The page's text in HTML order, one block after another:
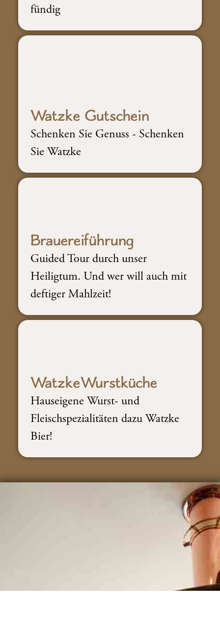
fündig
SCHÖNERSCHENKEN
Watzke Gutschein
Schenken Sie Genuss - Schenken
Sie Watzke
BESSERSCHENKER
Brauereiführung
Guided Tour durch unser
Heiligtum. Und wer will auch mit
deftiger Mahlzeit!
WatzkeWurstküche
Hauseigene Wurst- und
Fleischspezialitäten dazu Watzke
Bier!
BESSERSCHENKER